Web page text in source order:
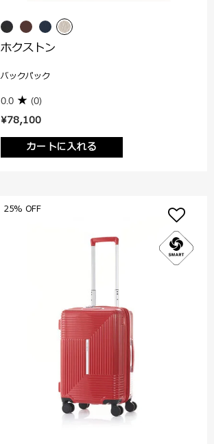
¥78,100
カートに入れる
ホクストン
バックパック
0.0 (0)
25% OFF